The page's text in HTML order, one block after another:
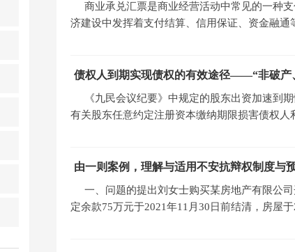
商业承兑汇票是商业经营活动中常见的一种
济建设中发挥着支付结算、信用保证、资金融
债权人到期实现债权的有效途径——“非破产
《九民会议纪要》中规定的股东出资加速到
有关股东任意约定注册资本缴纳期限损害债权
由一则案例，理解与适用不安抗辩权制度与
一、问题的提出刘女士购买某房地产有限公
定余款75万元于2021年11月30日前结清，房屋